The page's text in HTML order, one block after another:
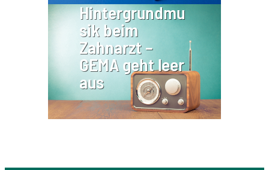
Hintergrundmu
sik beim
Zahnarzt –
GEMA geht leer
aus